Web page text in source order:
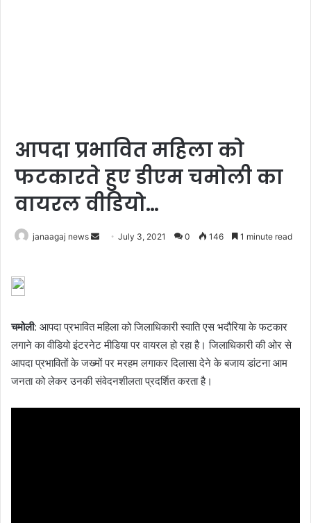
आपदा प्रभावित महिला को
फटकारते हुए डीएम चमोली का
वायरल वीडियो…
janaagaj news
SendJuly 3, 2021 0 146 1 minute read
चमोली: आपदा प्रभावित महिला को जिलाधिकारी स्वाति एस भदौरिया के फटकार
लगाने का वीडियो इंटरनेट मीडिया पर वायरल हो रहा है। जिलाधिकारी की ओर से
आपदा प्रभावितों के जख्मों पर मरहम लगाकर दिलासा देने के बजाय डांटना आम
जनता को लेकर उनकी संवेदनशीलता प्रदर्शित करता है।